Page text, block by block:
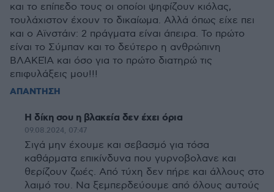
και το επίπεδο τους οι οποίοι ψηφίζουν κιόλας,
τουλάχιστον έχουν το δικαίωμα. Αλλά όπως είχε πει
και ο Αϊνστάιν: 2 πράγματα είναι άπειρα. Το πρώτο
είναι το Σύμπαν και το δεύτερο η ανθρώπινη
ΒΛΑΚΕΊΑ και όσο για το πρώτο διατηρώ τις
επιφυλάξεις μου!!!
ΑΠΑΝΤΗΣΗ
Η δίκη σου η βλακεία δεν έχει όρια
09.08.2024, 07:47
Σιγά μην έχουμε και σεβασμό για τόσα
καθάρματα επικίνδυνα που γυρνοβολανε και
θερίζουν ζωές. Από τύχη δεν πήρε και άλλους στο
λαιμό του. Να ξεμπερδεύουμε από όλους αυτούς